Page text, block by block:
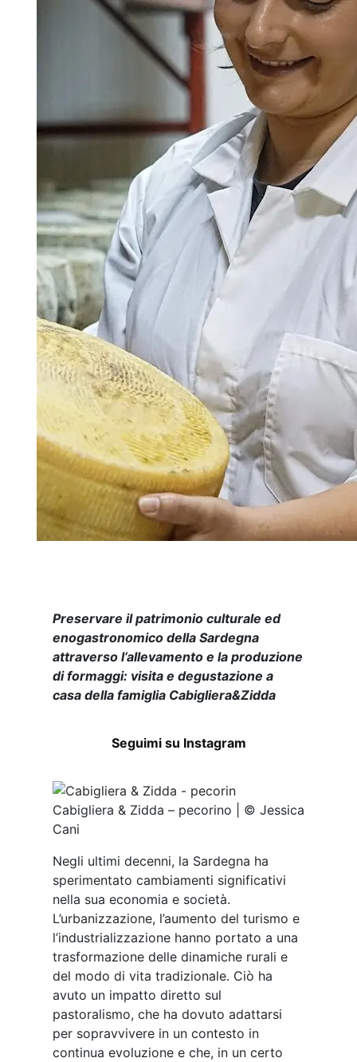
Preservare il patrimonio culturale ed
enogastronomico della Sardegna
attraverso l’allevamento e la produzione
di formaggi: visita e degustazione a
casa della famiglia Cabigliera&Zidda
Seguimi su Instagram
Cabigliera & Zidda – pecorino | © Jessica
Cani
Negli ultimi decenni, la Sardegna ha
sperimentato cambiamenti significativi
nella sua economia e società.
L’urbanizzazione, l’aumento del turismo e
l’industrializzazione hanno portato a una
trasformazione delle dinamiche rurali e
del modo di vita tradizionale. Ciò ha
avuto un impatto diretto sul
pastoralismo, che ha dovuto adattarsi
per sopravvivere in un contesto in
continua evoluzione e che, in un certo